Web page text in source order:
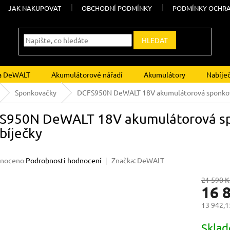
JAK NAKUPOVAT OBCHODNÍ PODMÍNKY PODMÍNKY
HLEDAT
DeWALT Akumulátorové nářadí Akumulátory
Sponkovačky DCFS950N DeWALT 18V akumulátorová
DeWALT 18V akumulátorová
Podrobnosti hodnocení Značka: DeWALT
21 590
16
13